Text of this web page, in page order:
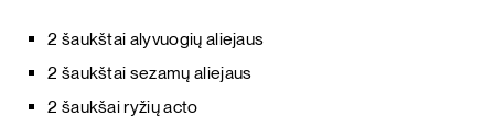
2 šaukštai alyvuogių aliejaus
2 šaukštai sezamų aliejaus
2 šaukšai ryžių acto